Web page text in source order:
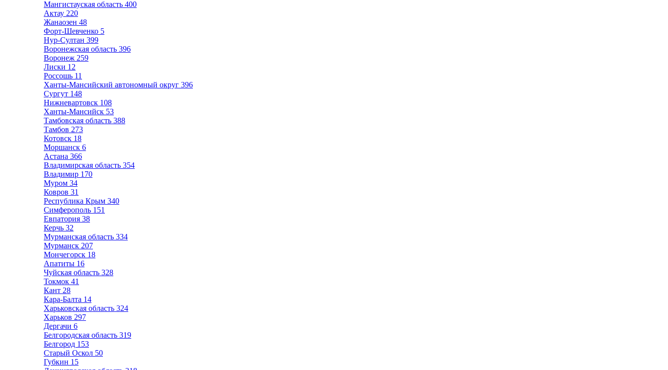
Мангистауская область 400
Актау 220
Жанаозен 48
Форт-Шевченко 5
Нур-Султан 399
Воронежская область 396
Воронеж 259
Лиски 12
Россошь 11
Ханты-Мансийский автономный округ 396
Сургут 148
Нижневартовск 108
Ханты-Мансийск 53
Тамбовская область 388
Тамбов 273
Котовск 18
Моршанск 6
Астана 366
Владимирская область 354
Владимир 170
Муром 34
Ковров 31
Республика Крым 340
Симферополь 151
Евпатория 38
Керчь 32
Мурманская область 334
Мурманск 207
Мончегорск 18
Апатиты 16
Чуйская область 328
Токмок 41
Кант 28
Кара-Балта 14
Харьковская область 324
Харьков 297
Дергачи 6
Белгородская область 319
Белгород 153
Старый Оскол 50
Губкин 15